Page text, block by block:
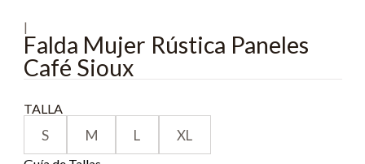
|
Falda Mujer Rústica Paneles
Café Sioux
TALLA
S M L XL